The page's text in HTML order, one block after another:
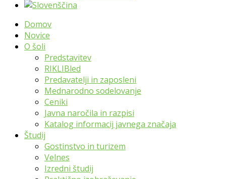
Domov
Novice
O šoli
Predstavitev
RIKLIBled
Predavatelji in zaposleni
Mednarodno sodelovanje
Ceniki
Javna naročila in razpisi
Katalog informacij javnega značaja
Študij
Gostinstvo in turizem
Velnes
Izredni študij